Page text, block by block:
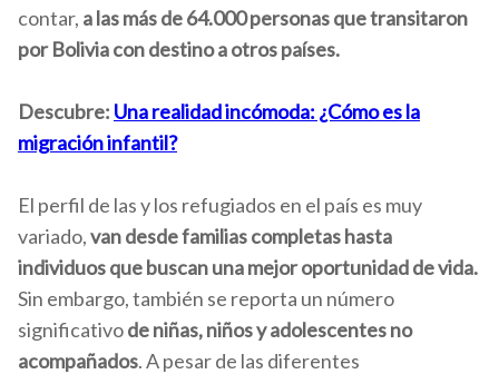
contar, a las más de 64.000 personas que transitaron
por Bolivia con destino a otros países.
Descubre: Una realidad incómoda: ¿Cómo es la
migración infantil?
El perfil de las y los refugiados en el país es muy
variado,van desde familias completas hasta
individuos que buscan una mejor oportunidad de vida.
Sin embargo, también se reporta un número
significativode niñas, niños y adolescentes no
acompañados. A pesar de las diferentes